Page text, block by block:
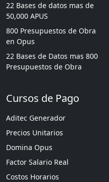
22 Bases de datos mas de
50,000 APUS
800 Presupuestos de Obra
en Opus
22 Bases de Datos mas 800
Presupuestos de Obra
Cursos de Pago
Aditec Generador
Precios Unitarios
Domina Opus
Factor Salario Real
Costos Horarios